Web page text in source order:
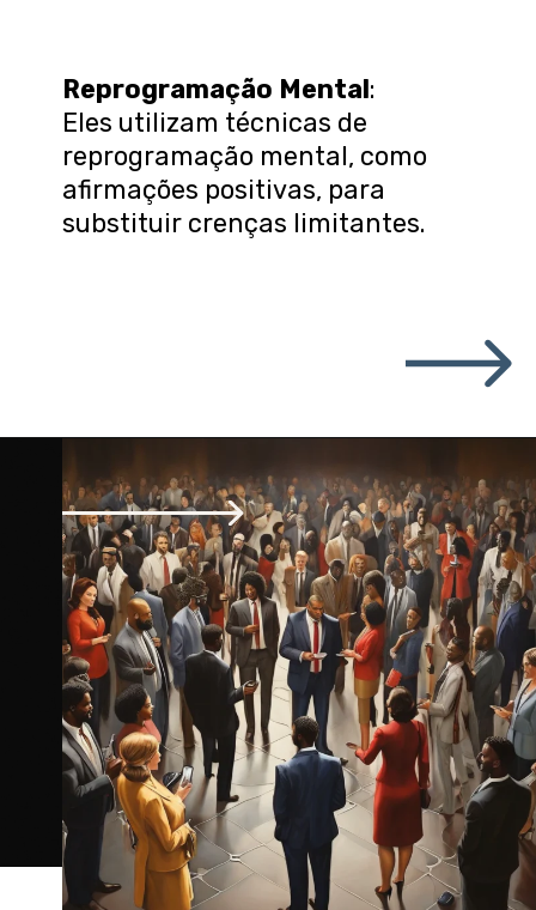
Reprogramação Mental:
Eles utilizam técnicas de
reprogramação mental, como
afirmações positivas, para
substituir crenças limitantes.